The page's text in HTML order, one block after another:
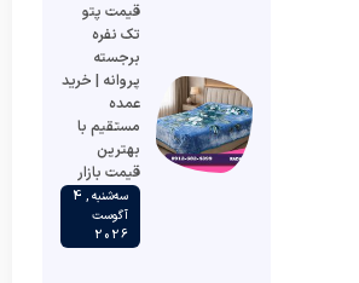
قیمت پتو
تک نفره
برجسته
پروانه | خرید
عمده
مستقیم با
بهترین
قیمت بازار
سه‌شنبه , 4
آگوست
2026